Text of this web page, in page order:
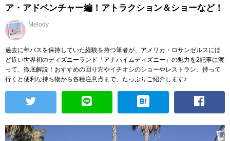
ア・アドベンチャー編！アトラクション＆ショーなど！
Melody
過去に年パスを保持していた経験を持つ筆者が、アメリカ・ロサンゼルスにほ
ど近い世界初のディズニーランド「アナハイムディズニー」の魅力を2記事に渡
って、徹底解説！おすすめの回り方やイチオシのショーやレストラン、持って
行くと便利な持ち物から各種注意点まで、たっぷりご紹介します♪